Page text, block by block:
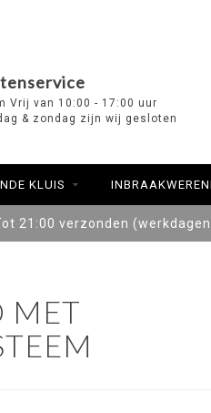
Vrij van 10:00 - 17:00 uur
& zondag zijn wij gesloten
KLUIS
21:00 verzonden
MET